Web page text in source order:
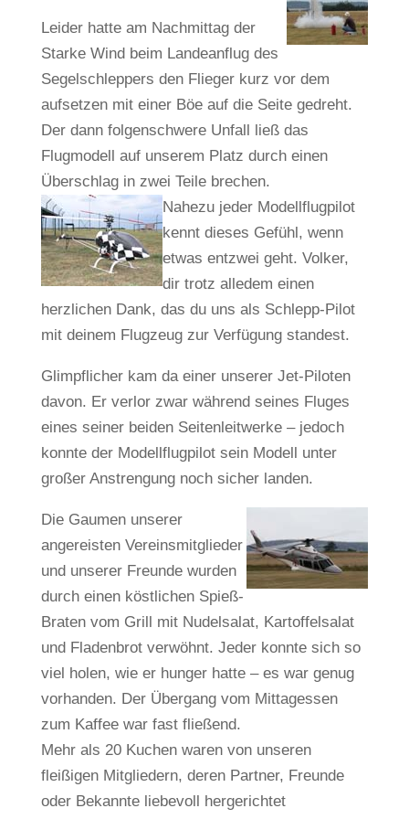
Leider hatte am Nachmittag der
Starke Wind beim Landeanflug des
Segelschleppers den Flieger kurz vor dem
aufsetzen mit einer Böe auf die Seite gedreht.
Der dann folgenschwere Unfall ließ das
Flugmodell auf unserem Platz durch einen
Überschlag in zwei Teile brechen.
Nahezu jeder Modellflugpilot
kennt dieses Gefühl, wenn
etwas entzwei geht. Volker,
dir trotz alledem einen
herzlichen Dank, das du uns als Schlepp-Pilot
mit deinem Flugzeug zur Verfügung standest.
Glimpflicher kam da einer unserer Jet-Piloten
davon. Er verlor zwar während seines Fluges
eines seiner beiden Seitenleitwerke – jedoch
konnte der Modellflugpilot sein Modell unter
großer Anstrengung noch sicher landen.
Die Gaumen unserer
angereisten Vereinsmitglieder
und unserer Freunde wurden
durch einen köstlichen Spieß-
Braten vom Grill mit Nudelsalat, Kartoffelsalat
und Fladenbrot verwöhnt. Jeder konnte sich so
viel holen, wie er hunger hatte – es war genug
vorhanden. Der Übergang vom Mittagessen
zum Kaffee war fast fließend.
Mehr als 20 Kuchen waren von unseren
fleißigen Mitgliedern, deren Partner, Freunde
oder Bekannte liebevoll hergerichtet